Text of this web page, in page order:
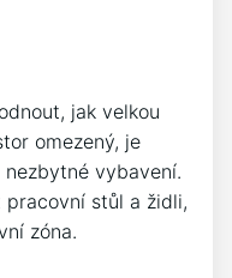
jak velkou
omezený, je
vybavení.
stůl a židli,
zóna.